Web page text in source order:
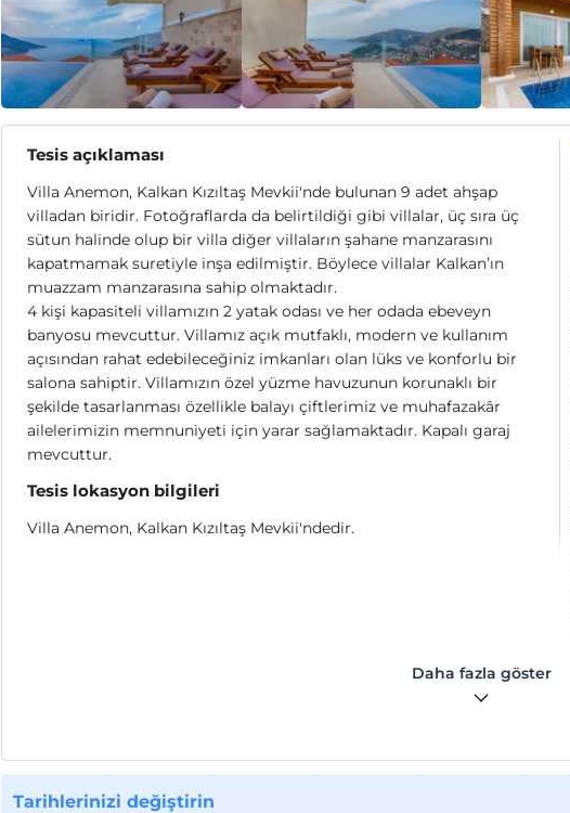
Tesis açıklaması
Villa Anemon, Kalkan Kızıltaş Mevkii'nde bulunan 9 adet ahşap
villadan biridir. Fotoğraflarda da belirtildiği gibi villalar, üç sıra üç
sütun halinde olup bir villa diğer villaların şahane manzarasını
kapatmamak suretiyle inşa edilmiştir. Böylece villalar Kalkan’ın
muazzam manzarasına sahip olmaktadır.
4 kişi kapasiteli villamızın 2 yatak odası ve her odada ebeveyn
banyosu mevcuttur. Villamız açık mutfaklı, modern ve kullanım
açısından rahat edebileceğiniz imkanları olan lüks ve konforlu bir
salona sahiptir. Villamızın özel yüzme havuzunun korunaklı bir
şekilde tasarlanması özellikle balayı çiftlerimiz ve muhafazakâr
ailelerimizin memnuniyeti için yarar sağlamaktadır. Kapalı garaj
mevcuttur.
Tesis lokasyon bilgileri
Villa Anemon, Kalkan Kızıltaş Mevkii'ndedir.
Daha fazla göster
Tarihlerinizi değiştirin